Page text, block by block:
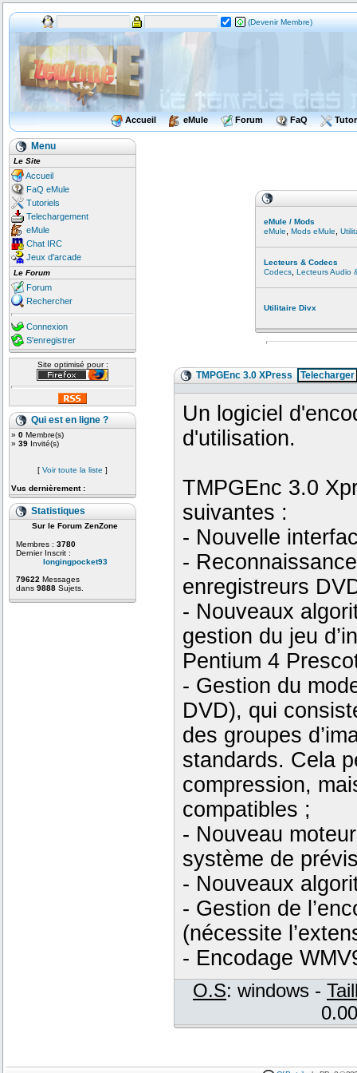
(Devenir Membre)
Accueil eMule Forum FaQ
Menu
Le Site
Accueil
FaQ eMule
Tutoriels
Telechargement
eMule
Chat IRC
Jeux d'arcade
Le Forum
Forum
Rechercher
Connexion
S'enregistrer
Site optimisé pour :
Qui est en ligne ?
» 0 Membre(s)
» 39 Invité(s)
[ Voir toute la liste ]
Vus dernièrement :
Statistiques
Sur le Forum ZenZone
Membres : 3780
Dernier Inscrit :
longingpocket93
79622 Messages
dans 9888 Sujets.
eMule / Mods
eMule
Mods eMule
Lecteurs & Codecs
Codecs Lecteurs Audio
Utilitaire Divx
TMPGEnc 3.0 XPress Telecharger
Un logiciel
d'utilisation.
TMPGEnc 3.0
suivantes :
- Nouvelle
-
enregistreurs
- Nouveaux
gestion du jeu
Pentium 4
- Gestion du
DVD), qui
des groupes
standards. Cela
compression,
compatibles ;
- Nouveau
système de
- Nouveaux
- Gestion de
(nécessite
- Encodage
O.S: windows -